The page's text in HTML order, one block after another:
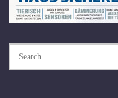
for: